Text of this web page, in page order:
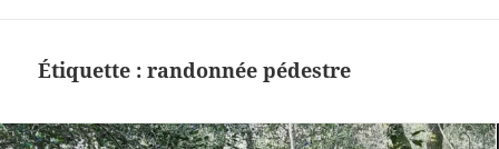
Étiquette :randonnée pédestre